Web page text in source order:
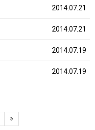
2014.07.21
2014.07.21
2014.07.19
2014.07.19